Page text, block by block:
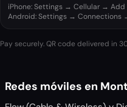
iPhone: Settings → Cellular → Add
Android: Settings → Connections
Pay securely. QR code delivered in
Redes móviles en